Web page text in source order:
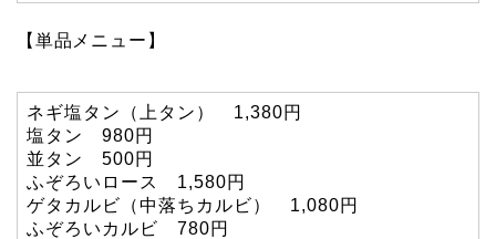
【単品メニュー】
ネギ塩タン（上タン） 1,380円
塩タン 980円
並タン 500円
ふぞろいロース 1,580円
ゲタカルビ（中落ちカルビ） 1,080円
ふぞろいカルビ 780円